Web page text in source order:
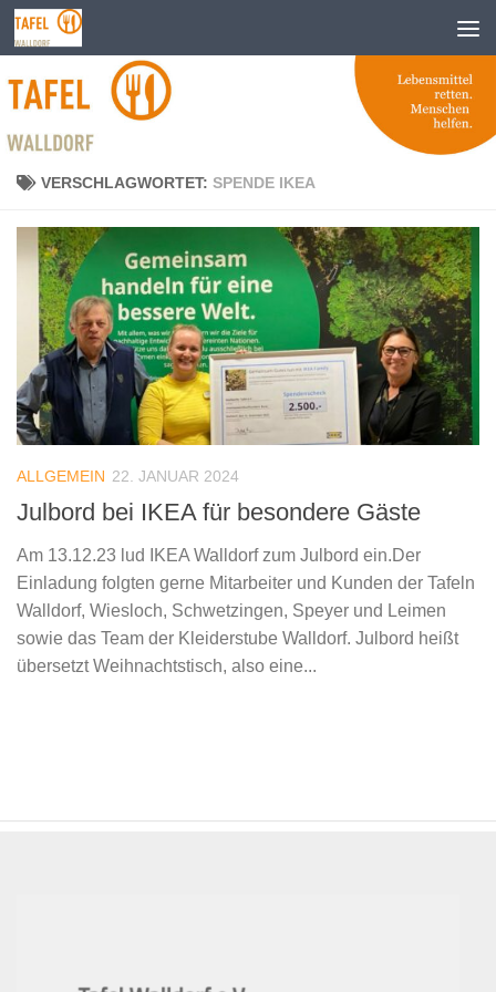
Zum Inhalt springen
VERSCHLAGWORTET: SPENDE IKEA
ALLGEMEIN 22. JANUAR 2024
Julbord bei IKEA für besondere Gäste
Am 13.12.23 lud IKEA Walldorf zum Julbord ein.Der
Einladung folgten gerne Mitarbeiter und Kunden der Tafeln
Walldorf, Wiesloch, Schwetzingen, Speyer und Leimen
sowie das Team der Kleiderstube Walldorf. Julbord heißt
übersetzt Weihnachtstisch, also eine...